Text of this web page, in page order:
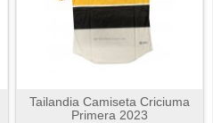
Tailandia Camiseta Criciuma
Primera 2023